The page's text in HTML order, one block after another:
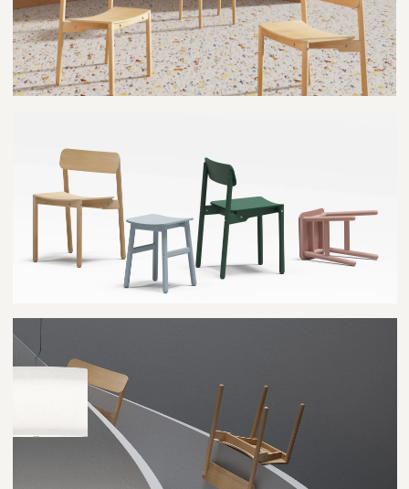
ПРИМЕРЫ ОТДЕЛКИ
Мы можем изготовить для вас
При необходимости, вы можете
приобрести
выкрасов, чтобы определиться,
какой вариант отделки подойдёт к
интерьеру.